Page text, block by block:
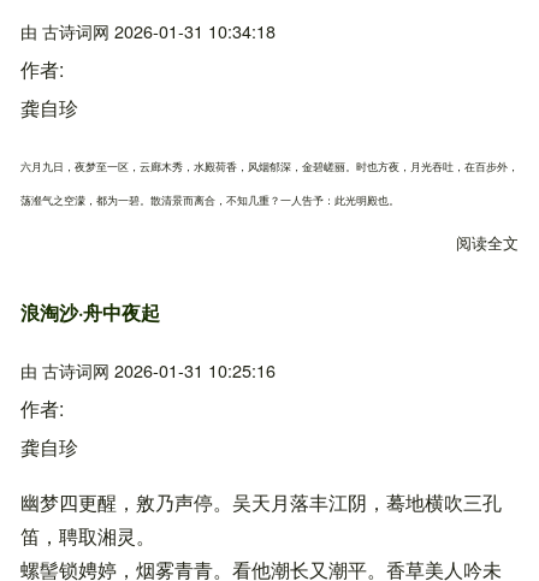
由 古诗词网 2026-01-31 10:34:18
作者
龚自珍
六月九日，夜梦至一区，云廊木秀，水殿荷香，风烟郁深，金碧嵯丽。时也方夜，月光吞吐，在百步外，
荡瀣气之空濛，都为一碧。散清景而离合，不知几重？一人告予：此光明殿也。
阅读全文
浪淘沙·舟中夜起
由 古诗词网 2026-01-31 10:25:16
作者
龚自珍
幽梦四更醒，敫乃声停。吴天月落丰江阴，蓦地横吹三孔
笛，聘取湘灵。
螺髻锁娉婷，烟雾青青。看他潮长又潮平。香草美人吟未